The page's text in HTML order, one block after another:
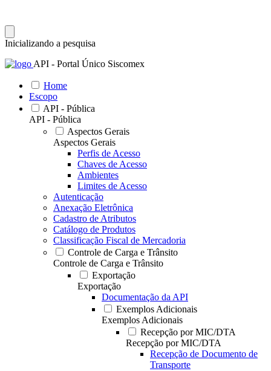
Inicializando a pesquisa
API - Portal Único Siscomex
Home
Escopo
API - Pública
API - Pública
Aspectos Gerais
Aspectos Gerais
Perfis de Acesso
Chaves de Acesso
Ambientes
Limites de Acesso
Autenticação
Anexação Eletrônica
Cadastro de Atributos
Catálogo de Produtos
Classificação Fiscal de Mercadoria
Controle de Carga e Trânsito
Controle de Carga e Trânsito
Exportação
Exportação
Documentação da API
Exemplos Adicionais
Exemplos Adicionais
Recepção por MIC/DTA
Recepção por MIC/DTA
Recepção de Documento de
Transporte